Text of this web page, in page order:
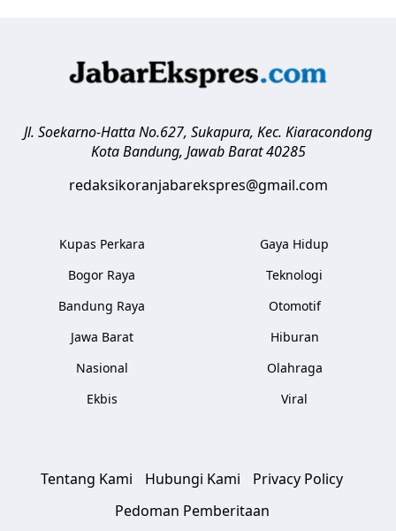
Jl. Soekarno-Hatta No.627, Sukapura, Kec. Kiaracondong
Kota Bandung, Jawab Barat 40285
redaksikoranjabarekspres@gmail.com
Kupas Perkara
Bogor Raya
Bandung Raya
Jawa Barat
Nasional
Ekbis
Gaya Hidup
Teknologi
Otomotif
Hiburan
Olahraga
Viral
Tentang Kami Hubungi Kami
Privacy Policy
Pedoman Pemberitaan